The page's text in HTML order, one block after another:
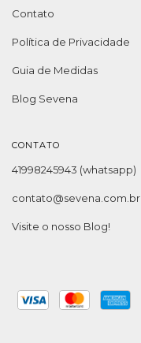
Contato
Política de Privacidade
Guia de Medidas
Blog Sevena
CONTATO
41998245943 (whatsapp)
contato@sevena.com.br
Visite o nosso Blog!